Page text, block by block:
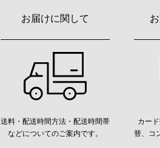
お届けに関して
送料・配送時間方法・配送時間帯
などについてのご案内です。
カー
替、コ